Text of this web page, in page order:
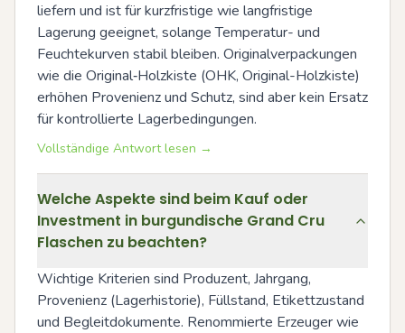
liefern und ist für kurzfristige wie langfristige
Lagerung geeignet, solange Temperatur- und
Feuchtekurven stabil bleiben. Originalverpackungen
wie die Original‑Holzkiste (OHK, Original-Holzkiste)
erhöhen Provenienz und Schutz, sind aber kein Ersatz
für kontrollierte Lagerbedingungen.
Vollständige Antwort lesen →
Welche Aspekte sind beim Kauf oder
Investment in burgundische Grand Cru
Flaschen zu beachten?
Wichtige Kriterien sind Produzent, Jahrgang,
Provenienz (Lagerhistorie), Füllstand, Etikettzustand
und Begleitdokumente. Renommierte Erzeuger wie